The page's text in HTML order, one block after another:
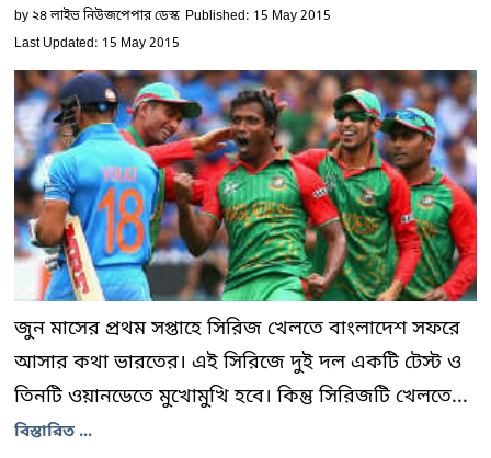
by২৪ লাইভ নিউজপেপার ডেস্ক Published: 15 May 2015
Last Updated: 15 May 2015
জুন মাসের প্রথম সপ্তাহে সিরিজ খেলতে বাংলাদেশ সফরে
আসার কথা ভারতের। এই সিরিজে দুই দল একটি টেস্ট ও
তিনটি ওয়ানডেতে মুখোমুখি হবে। কিন্তু সিরিজটি খেলতে...
বিস্তারিত ...